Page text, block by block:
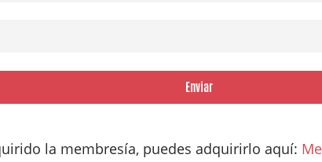
Enviar
la membresía, puedes adquirirlo aquí: